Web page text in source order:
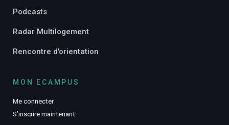
Podcasts
Radar Multilogement
Rencontre d'orientation
MON ECAMPUS
Me connecter
S’inscrire maintenant